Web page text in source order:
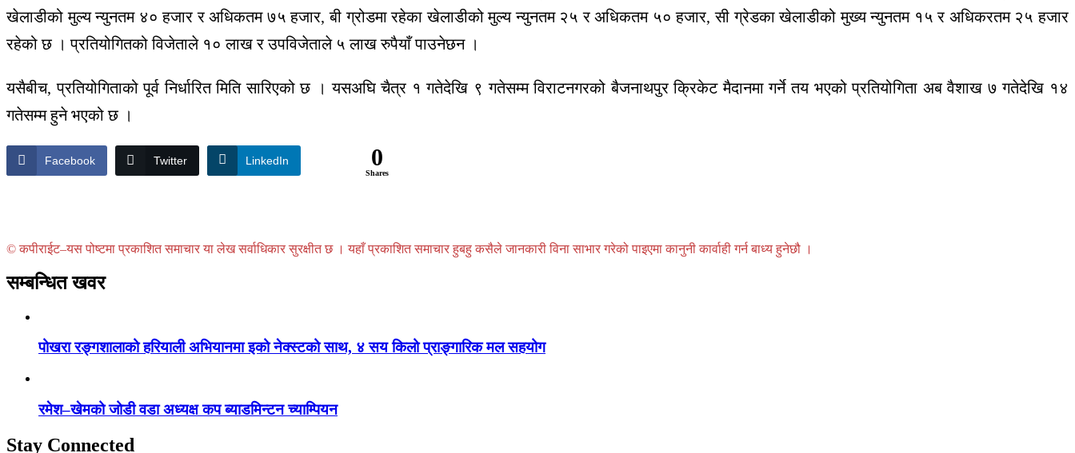
खेलाडीको मुल्य न्युनतम ४० हजार र अधिकतम ७५ हजार, बी ग्रोडमा रहेका खेलाडीको मुल्य न्युनतम २५ र अधिकतम ५० हजार, सी ग्रेडका खेलाडीको मुख्य न्युनतम १५ र अधिकरतम २५ हजार
रहेको छ । प्रतियोगितको विजेताले १० लाख र उपविजेताले ५ लाख रुपैयाँ पाउनेछन ।
यसैबीच, प्रतियोगिताको पूर्व निर्धारित मिति सारिएको छ । यसअघि चैत्र १ गतेदेखि ९ गतेसम्म विराटनगरको बैजनाथपुर क्रिकेट मैदानमा गर्ने तय भएको प्रतियोगिता अब वैशाख ७ गतेदेखि १४
गतेसम्म हुने भएको छ ।
Facebook Twitter LinkedIn 0
Shares
© कपीराईट–यस पोष्टमा प्रकाशित समाचार या लेख सर्वाधिकार सुरक्षीत छ । यहाँ प्रकाशित समाचार हुबहु कसैले जानकारी विना साभार गरेको पाइएमा कानुनी कार्वाही गर्न बाध्य हुनेछौ ।
सम्बन्धित खवर
पोखरा रङ्गशालाको हरियाली अभियानमा इको नेक्स्टको साथ, ४ सय किलो प्राङ्गारिक मल सहयोग
रमेश–खेमको जोडी वडा अध्यक्ष कप ब्याडमिन्टन च्याम्पियन
Stay Connected